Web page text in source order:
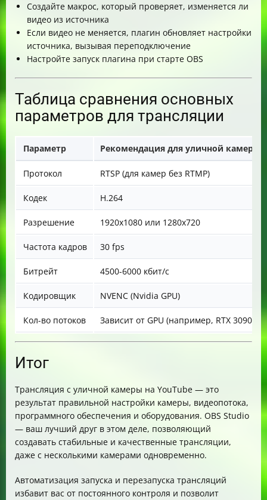
Создайте макрос, который проверяет, изменяется ли
видео из источника
Если видео не меняется, плагин обновляет настройки
источника, вызывая переподключение
Настройте запуск плагина при старте OBS
Таблица сравнения основных
параметров для трансляции
Параметр Рекомендация для уличной камеры
Протокол RTSP (для камер без RTMP)
Кодек H.264
Разрешение 1920x1080 или 1280x720
Частота кадров 30 fps
Битрейт 4500-6000 кбит/с
Кодировщик NVENC (Nvidia GPU)
Кол-во потоков Зависит от GPU (например, RTX 3090 —
Итог
Трансляция с уличной камеры на YouTube — это
результат правильной настройки камеры, видеопотока,
программного обеспечения и оборудования. OBS Studio
— ваш лучший друг в этом деле, позволяющий
создавать стабильные и качественные трансляции,
даже с несколькими камерами одновременно.
Автоматизация запуска и перезапуска трансляций
избавит вас от постоянного контроля и позволит